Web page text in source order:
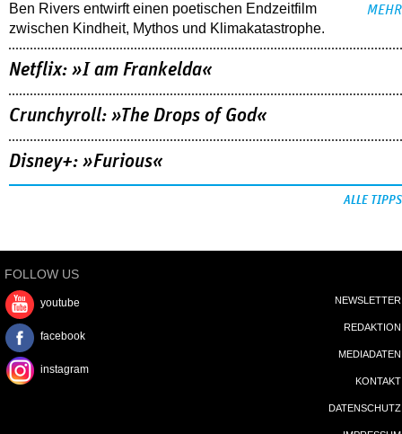
Ben Rivers entwirft einen poetischen Endzeitfilm
zwischen Kindheit, Mythos und Klimakatastrophe.
MEHR
Netflix: »I am Frankelda«
Crunchyroll: »The Drops of God«
Disney+: »Furious«
ALLE TIPPS
FOLLOW US
youtube
facebook
instagram
NEWSLETTER
REDAKTION
MEDIADATEN
KONTAKT
DATENSCHUTZ